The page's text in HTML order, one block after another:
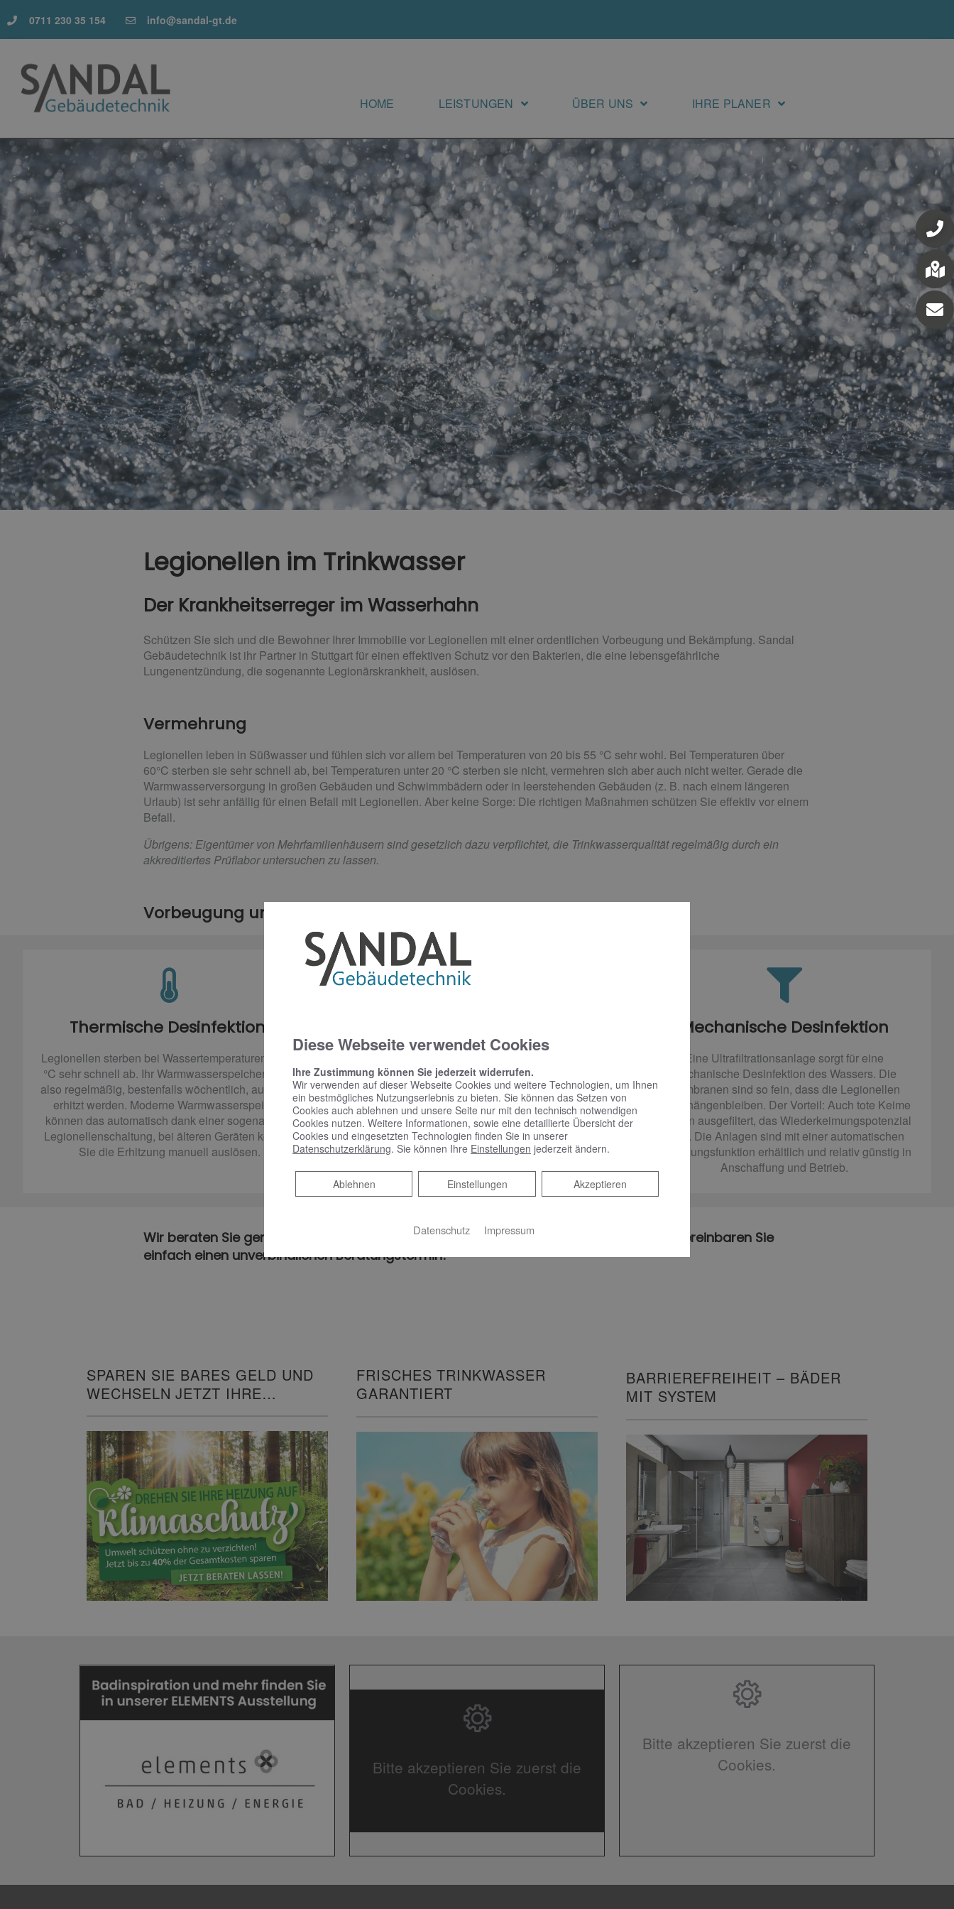
0711 230 35 154 info@sandal-gt.de
HOME LEISTUNGEN ÜBER UNS IHRE PLANER
Legionellen im Trinkwasser
Der Krankheitserreger im Wasserhahn
Schützen Sie sich und die Bewohner Ihrer Immobilie vor Legionellen mit einer ordentlichen Vorbeugung und Bekämpfung. Sandal
Gebäudetechnik ist ihr Partner in Stuttgart für einen effektiven Schutz vor den Bakterien, die eine lebensgefährliche
Lungenentzündung, die sogenannte Legionärskrankheit, auslösen.
Vermehrung
Legionellen leben in Süßwasser und fühlen sich vor allem bei Temperaturen von 20 bis 55 °C sehr wohl. Bei Temperaturen über
60°C sterben sie sehr schnell ab, bei Temperaturen unter 20 °C sterben sie nicht, vermehren sich aber auch nicht weiter. Gerade die
Warmwasserversorgung in großen Gebäuden und Schwimmbädern oder in leerstehenden Gebäuden (z. B. nach einem längeren
Urlaub) ist sehr anfällig für einen Befall mit Legionellen. Aber keine Sorge: Die richtigen Maßnahmen schützen Sie effektiv vor einem
Befall.
Übrigens: Eigentümer von Mehrfamilienhäusern sind gesetzlich dazu verpflichtet, die Trinkwasserqualität regelmäßig durch ein
akkreditiertes Prüflabor untersuchen zu lassen.
Vorbeugung und Bekämpfung
Thermische Desinfektion
Legionellen sterben bei Wassertemperaturen ab 60
°C sehr schnell ab. Ihr Warmwasserspeicher sollte
also regelmäßig, bestenfalls wöchentlich, auf 60 °C
erhitzt werden. Moderne Warmwasserspeicher
können das automatisch dank einer sogenannten
Legionellenschaltung, bei älteren Geräten können
Sie die Erhitzung manuell auslösen.
Bekämpfung von Legionellen eingesetzt werden.
Leider sind sie aber nicht immer 100-prozentig
wirksam und müssen entweder in sehr großen
Mengen (Chlor) eingesetzt werden oder sind recht
teuer (Ozon).
Mechanische Desinfektion
Eine Ultrafiltrationsanlage sorgt für eine
mechanische Desinfektion des Wassers. Die
Membranen sind so fein, dass die Legionellen
darin hängenbleiben. Der Vorteil: Auch tote Keime
werden ausgefiltert, das Wiederkeimungspotenzial
sinkt. Die Anlagen sind mit einer automatischen
Reinigungsfunktion erhältlich und relativ günstig in
Anschaffung und Betrieb.
Wir beraten Sie gerne zu Ihren Möglichkeiten und führen eine Bedarfsanalyse durch. Vereinbaren Sie
einfach einen unverbindlichen Beratungstermin!
SPAREN SIE BARES GELD UND
WECHSELN JETZT IHRE
FRISCHES TRINKWASSER
GARANTIERT
BARRIEREFREIHEIT – BÄDER
MIT SYSTEM
Bitte akzeptieren Sie zuerst die
Cookies.
Bitte akzeptieren Sie zuerst die
Cookies.
Diese Webseite verwendet Cookies
Ihre Zustimmung können Sie jederzeit widerrufen.
Wir verwenden auf dieser Webseite Cookies und weitere Technologien, um Ihnen
ein bestmögliches Nutzungserlebnis zu bieten. Sie können das Setzen von
Cookies auch ablehnen und unsere Seite nur mit den technisch notwendigen
Cookies nutzen. Weitere Informationen, sowie eine detaillierte Übersicht der
Cookies und eingesetzten Technologien finden Sie in unserer
Datenschutzerklärung. Sie können Ihre Einstellungen jederzeit ändern.
Akzeptieren
Einstellungen
Ablehnen
Ablehnen
Datenschutz Impressum